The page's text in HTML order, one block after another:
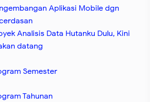
Aplikasi Mobile dgn
Analisis Data Hutanku Dulu, Kini
datang
Semester
Tahunan